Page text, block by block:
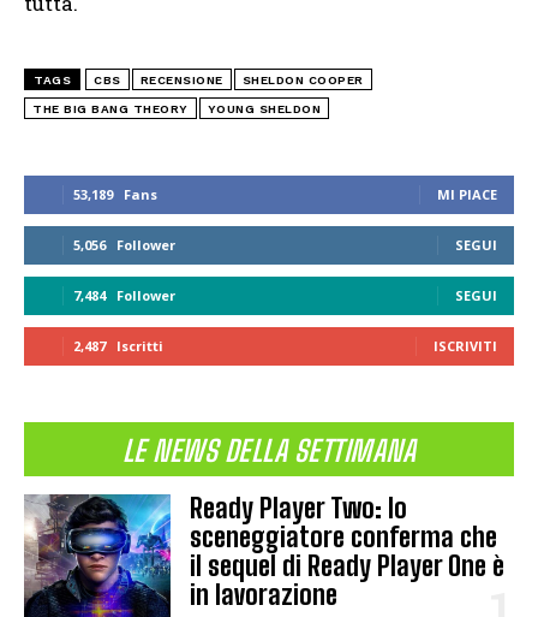
53,189 Fans MI PIACE
5,056 Follower SEGUI
7,484 Follower SEGUI
2,487 Iscritti ISCRIVITI
LE NEWS DELLA SETTIMANA
Ready Player Two: lo
sceneggiatore conferma che
il sequel di Ready Player One è
in lavorazione
TAGS CBS RECENSIONE SHELDON COOPER
THE BIG BANG THEORY YOUNG SHELDON